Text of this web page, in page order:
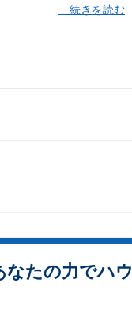
…続きを読む
なたの力でハウ